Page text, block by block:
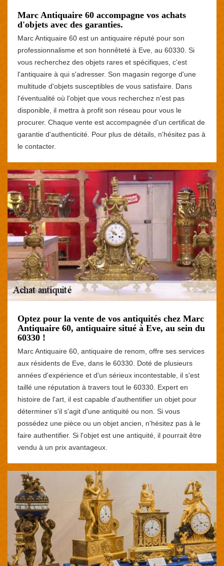
Marc Antiquaire 60 accompagne vos achats
d'objets avec des garanties.
Marc Antiquaire 60 est un antiquaire réputé pour son
professionnalisme et son honnêteté à Eve, au 60330. Si
vous recherchez des objets rares et spécifiques, c'est
l'antiquaire à qui s'adresser. Son magasin regorge d'une
multitude d'objets susceptibles de vous satisfaire. Dans
l'éventualité où l'objet que vous recherchez n'est pas
disponible, il mettra à profit son réseau pour vous le
procurer. Chaque vente est accompagnée d'un certificat de
garantie d'authenticité. Pour plus de détails, n'hésitez pas à
le contacter.
Optez pour la vente de vos antiquités chez Marc
Antiquaire 60, antiquaire situé à Eve, au sein du
60330 !
Marc Antiquaire 60, antiquaire de renom, offre ses services
aux résidents de Eve, dans le 60330. Doté de plusieurs
années d'expérience et d'un sérieux incontestable, il s'est
taillé une réputation à travers tout le 60330. Expert en
histoire de l'art, il est capable d'authentifier un objet pour
déterminer s'il s'agit d'une antiquité ou non. Si vous
possédez une pièce ou un objet ancien, n'hésitez pas à le
faire authentifier. Si l'objet est une antiquité, il pourrait être
vendu à un prix avantageux.